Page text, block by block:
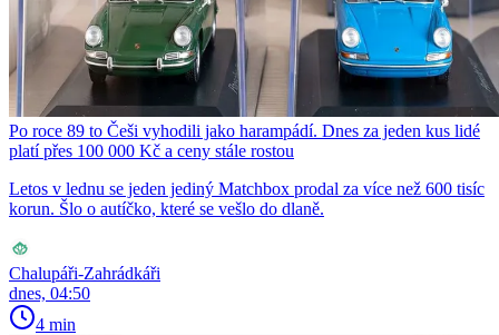
Po roce 89 to Češi vyhodili jako harampádí. Dnes za jeden kus lidé
platí přes 100 000 Kč a ceny stále rostou
Letos v lednu se jeden jediný Matchbox prodal za více než 600 tisíc
korun. Šlo o autíčko, které se vešlo do dlaně.
Chalupáři-Zahrádkáři
dnes, 04:50
4 min